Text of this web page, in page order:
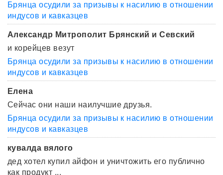
Брянца осудили за призывы к насилию в отношении
индусов и кавказцев
Александр Митрополит Брянский и Севский
и корейцев везут
Брянца осудили за призывы к насилию в отношении
индусов и кавказцев
Елена
Сейчас они наши наилучшие друзья.
Брянца осудили за призывы к насилию в отношении
индусов и кавказцев
кувалда вялого
дед хотел купил айфон и уничтожить его публично
как продукт ...